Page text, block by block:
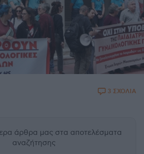
3 ΣΧΟΛΙΑ
άρθρα μας στα αποτελέσματα
αναζήτησης